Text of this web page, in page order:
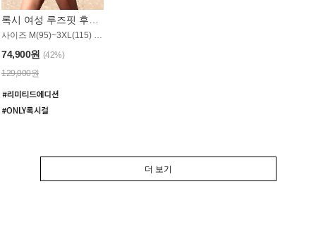
록시 여성 루즈핏 후드 래쉬가드 WT900BRX
사이즈 M(95)~3XL(115) / 롱기장 타입
74,900원 (42%)
129,000원
더 보기